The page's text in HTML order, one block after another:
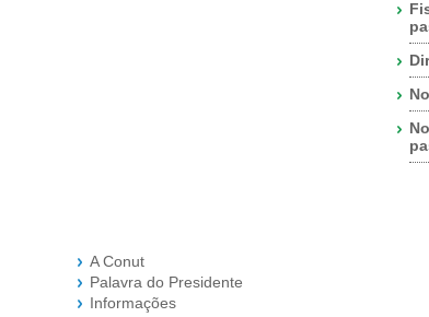
A Conut
Palavra do Presidente
Informações